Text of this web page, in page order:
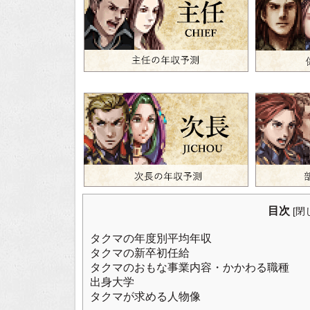
目次 [閉
タクマの年度別平均年収
タクマの新卒初任給
タクマのおもな事業内容・かかわる職種
出身大学
タクマが求める人物像